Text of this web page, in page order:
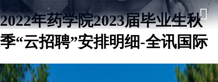
2022年药学院2023届毕业生秋
季“云招聘”安排明细-全讯国际